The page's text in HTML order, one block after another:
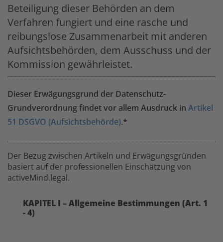
Beteiligung dieser Behörden an dem
Verfahren fungiert und eine rasche und
reibungslose Zusammenarbeit mit anderen
Aufsichtsbehörden, dem Ausschuss und der
Kommission gewährleistet.
Dieser Erwägungsgrund der Datenschutz-
Grundverordnung findet vor allem Ausdruck in Artikel
51 DSGVO (Aufsichtsbehörde).*
Der Bezug zwischen Artikeln und Erwägungsgründen
basiert auf der professionellen Einschätzung von
activeMind.legal.
KAPITEL I – Allgemeine Bestimmungen (Art. 1
- 4)